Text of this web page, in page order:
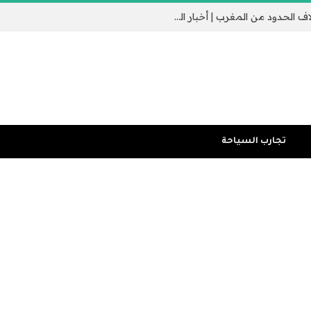
جيب سبتة الإسباني يثير القلق مع عبور الآلاف الحدود من المغرب | أخبار الهجرة
تجارب السياحة